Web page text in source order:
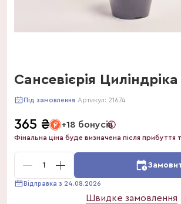
Сансевієрія Циліндріка
Під замовлення Артикул: 21674
365 ₴ +18 бонусів
Фінальна ціна буде визначена після прибуття
1
Відправка з 24.08.2026
Швидке замовлення